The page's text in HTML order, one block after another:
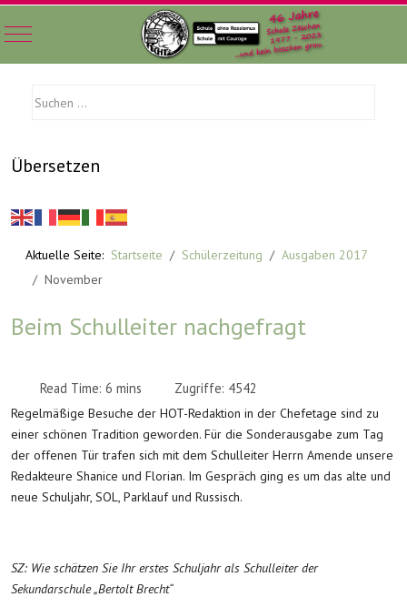
Mobile Menu Toggle
Übersetzen
Aktuelle Seite: Startseite Schülerzeitung
Ausgaben 2017
November
Beim Schulleiter nachgefragt
Read Time: 6 mins Zugriffe: 4542
Regelmäßige Besuche der HOT-Redaktion in der Chefetage sind zu
einer schönen Tradition geworden. Für die Sonderausgabe zum Tag
der offenen Tür trafen sich mit dem Schulleiter Herrn Amende unsere
Redakteure Shanice und Florian. Im Gespräch ging es um das alte und
neue Schuljahr, SOL, Parklauf und Russisch.
SZ: Wie schätzen Sie Ihr erstes Schuljahr als Schulleiter der
Sekundarschule „Bertolt Brecht“